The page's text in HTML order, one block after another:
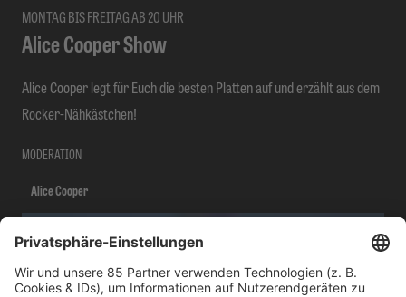
MONTAG BIS FREITAG AB 20 UHR
Alice Cooper Show
Alice Cooper legt für Euch die besten Platten auf und erzählt aus dem
Rocker-Nähkästchen!
MODERATION
Alice Cooper